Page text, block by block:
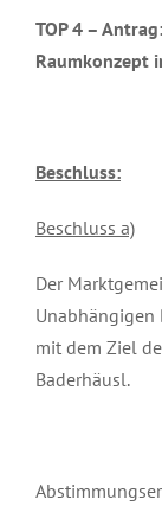
TOP 4 –
Raumkonzept
Beschluss:
Beschluss a)
Der
Unabhängigen
mit dem Ziel
Baderhäusl.